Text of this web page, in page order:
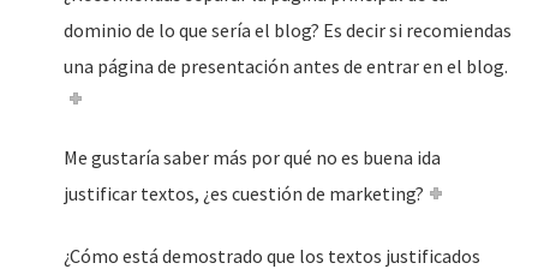
dominio de lo que sería el blog? Es decir si recomiendas
una página de presentación antes de entrar en el blog.
Me gustaría saber más por qué no es buena ida
justificar textos, ¿es cuestión de marketing?
¿Cómo está demostrado que los textos justificados